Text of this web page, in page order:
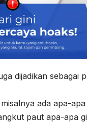
dijadikan sebagai
ada apa-
paut apa-apa